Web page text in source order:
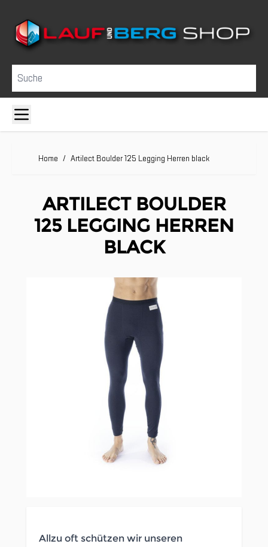
Suche
Home / Artilect Boulder 125 Legging Herren black
ARTILECT BOULDER
125 LEGGING HERREN
BLACK
Clicken, um das Karussell zu überspringen
Allzu oft schützen wir unseren